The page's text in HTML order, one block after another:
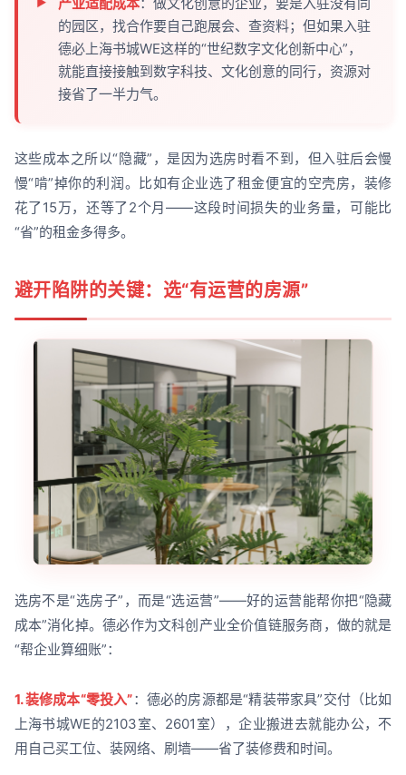
的园区，找合作要自己跑展会、查资料；但如果入驻
德必上海书城WE这样的“世纪数字文化创新中心”，
就能直接接触到数字科技、文化创意的同行，资源对
接省了一半力气。
这些成本之所以“隐藏”，是因为选房时看不到，但入驻后会慢
慢“啃”掉你的利润。比如有企业选了租金便宜的空壳房，装修
花了15万，还等了2个月——这段时间损失的业务量，可能比
“省”的租金多得多。
避开陷阱的关键：选“有运营的房源”
选房不是“选房子”，而是“选运营”——好的运营能帮你把“隐藏
成本”消化掉。德必作为文科创产业全价值链服务商，做的就是
“帮企业算细账”：
1. 装修成本“零投入”：德必的房源都是“精装带家具”交付（比如
上海书城WE的2103室、2601室），企业搬进去就能办公，不
用自己买工位、装网络、刷墙——省了装修费和时间。